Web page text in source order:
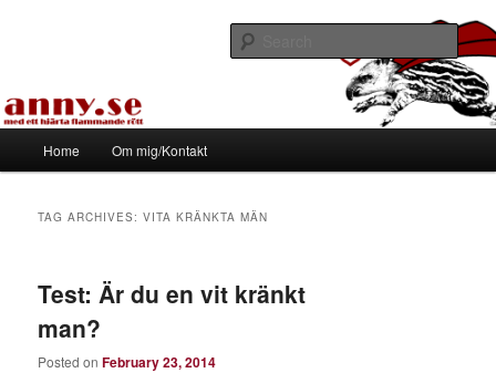
Tapirhen
Home Om mig/Kontakt
TAG ARCHIVES:VITA KRÄNKTA MÄN
Test: Är du en vit kränkt
man?
Posted onFebruary 23, 2014